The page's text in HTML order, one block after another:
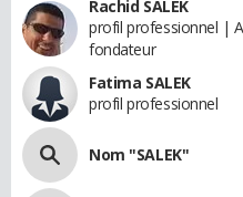
Rachid SALEK
profil professionnel |
fondateur
Fatima SALEK
profil professionnel
Nom "SALEK"